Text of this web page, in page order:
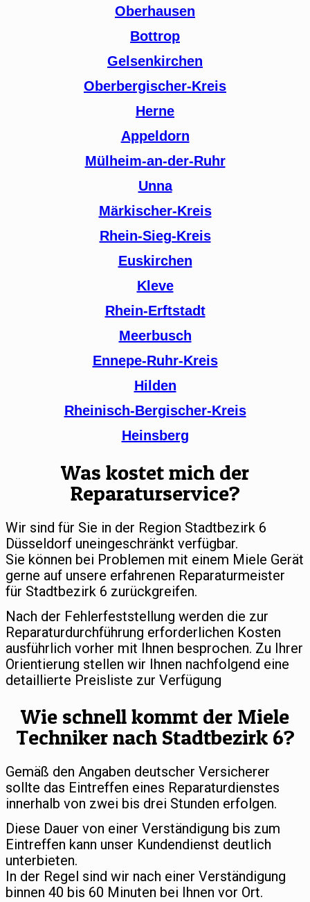
Oberhausen
Bottrop
Gelsenkirchen
Oberbergischer-Kreis
Herne
Appeldorn
Mülheim-an-der-Ruhr
Unna
Märkischer-Kreis
Rhein-Sieg-Kreis
Euskirchen
Kleve
Rhein-Erftstadt
Meerbusch
Ennepe-Ruhr-Kreis
Hilden
Rheinisch-Bergischer-Kreis
Heinsberg
Was kostet mich der
Reparaturservice?
Wir sind für Sie in der Region Stadtbezirk 6
Düsseldorf uneingeschränkt verfügbar.
Sie können bei Problemen mit einem Miele Gerät
gerne auf unsere erfahrenen Reparaturmeister
für Stadtbezirk 6 zurückgreifen.
Nach der Fehlerfeststellung werden die zur
Reparaturdurchführung erforderlichen Kosten
ausführlich vorher mit Ihnen besprochen. Zu Ihrer
Orientierung stellen wir Ihnen nachfolgend eine
detaillierte Preisliste zur Verfügung
Wie schnell kommt der Miele
Techniker nach Stadtbezirk 6?
Gemäß den Angaben deutscher Versicherer
sollte das Eintreffen eines Reparaturdienstes
innerhalb von zwei bis drei Stunden erfolgen.
Diese Dauer von einer Verständigung bis zum
Eintreffen kann unser Kundendienst deutlich
unterbieten.
In der Regel sind wir nach einer Verständigung
binnen 40 bis 60 Minuten bei Ihnen vor Ort.